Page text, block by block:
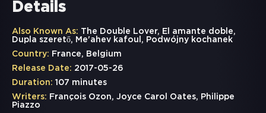
Details
Also Known As: The Double Lover, El amante doble,
Dupla szerető, Me'ahev kafoul, Podwójny kochanek
Country: France, Belgium
Release Date: 2017-05-26
Duration: 107 minutes
Writers: François Ozon, Joyce Carol Oates, Philippe
Piazzo